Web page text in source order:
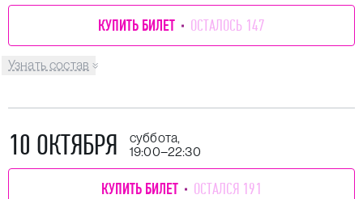
Узнать состав
КУПИТЬ БИЛЕТ ОСТАЛОСЬ 147
10 ОКТЯБРЯ
суббота,
19:00–22:30
КУПИТЬ БИЛЕТ ОСТАЛСЯ 191